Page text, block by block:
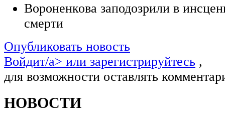
Вороненкова заподозрили в
смерти
Опубликовать новость
Войдит/a> или зарегистрируйтесь ,
для возможности оставлять
НОВОСТИ